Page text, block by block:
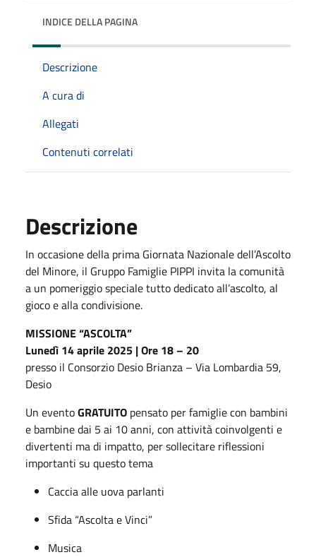
INDICE DELLA PAGINA
Descrizione
A cura di
Allegati
Contenuti correlati
Descrizione
In occasione della prima Giornata Nazionale dell’Ascolto
del Minore, il Gruppo Famiglie PIPPI invita la comunità
a un pomeriggio speciale tutto dedicato all’ascolto, al
gioco e alla condivisione.
MISSIONE “ASCOLTA”
Lunedì 14 aprile 2025 | Ore 18 – 20
presso il Consorzio Desio Brianza – Via Lombardia 59,
Desio
Un eventoGRATUITO pensato per famiglie con bambini
e bambine dai 5 ai 10 anni, con attività coinvolgenti e
divertenti ma di impatto, per sollecitare riflessioni
importanti su questo tema
Caccia alle uova parlanti
Sfida “Ascolta e Vinci”
Musica